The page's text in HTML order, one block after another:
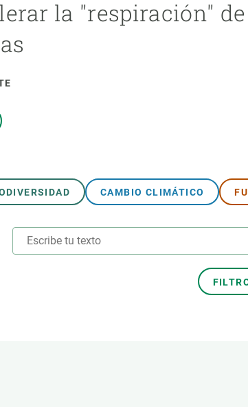
la "respiración"
CAMBIO CLIMÁTICO
Observación de la Tierra
Temas transversales